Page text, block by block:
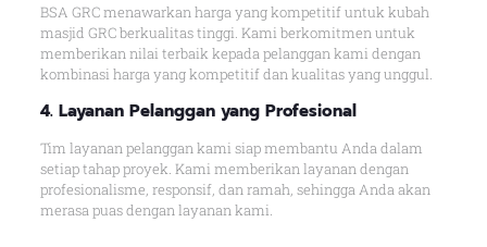
BSA GRC menawarkan harga yang kompetitif untuk kubah
masjid GRC berkualitas tinggi. Kami berkomitmen untuk
memberikan nilai terbaik kepada pelanggan kami dengan
kombinasi harga yang kompetitif dan kualitas yang unggul.
4. Layanan Pelanggan yang Profesional
Tim layanan pelanggan kami siap membantu Anda dalam
setiap tahap proyek. Kami memberikan layanan dengan
profesionalisme, responsif, dan ramah, sehingga Anda akan
merasa puas dengan layanan kami.